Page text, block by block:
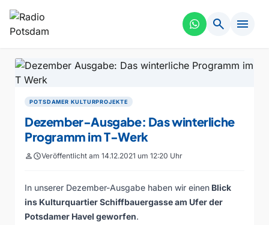
search menu
POTSDAMER KULTURPROJEKTE
Dezember-Ausgabe: Das winterliche
Programm im T-Werk
personscheduleVeröffentlicht am 14.12.2021 um 12:20 Uhr
In unserer Dezember-Ausgabe haben wir einen Blick
ins Kulturquartier Schiffbauergasse am Ufer der
Potsdamer Havel geworfen.